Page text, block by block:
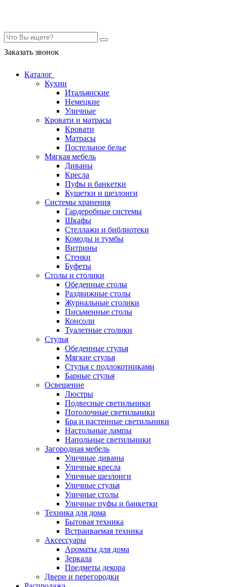
Заказать звонок
Каталог
Кухни
Итальянские
Немецкие
Уличные
Кровати и матрасы
Кровати
Матрасы
Постельное белье
Мягкая мебель
Диваны
Кресла
Пуфы и банкетки
Кушетки и шезлонги
Системы хранения
Гардеробные системы
Шкафы
Стеллажи и библиотеки
Комоды и тумбы
Витрины
Стенки
Буфеты
Столы и столики
Обеденные столы
Раздвижные столы
Журнальные столики
Письменные столы
Консоли
Туалетные столики
Стулья
Обеденные стулья
Мягкие стулья
Стулья с подлокотниками
Барные стулья
Освещение
Люстры
Подвесные светильники
Потолочные светильники
Бра и настенные светильники
Настольные лампы
Напольные светильники
Загородная мебель
Уличные диваны
Уличные кресла
Уличные шезлонги
Уличные стулья
Уличные столы
Уличные пуфы и банкетки
Техника для дома
Бытовая техника
Встраиваемая техника
Аксессуары
Ароматы для дома
Зеркала
Предметы декора
Двери и перегородки